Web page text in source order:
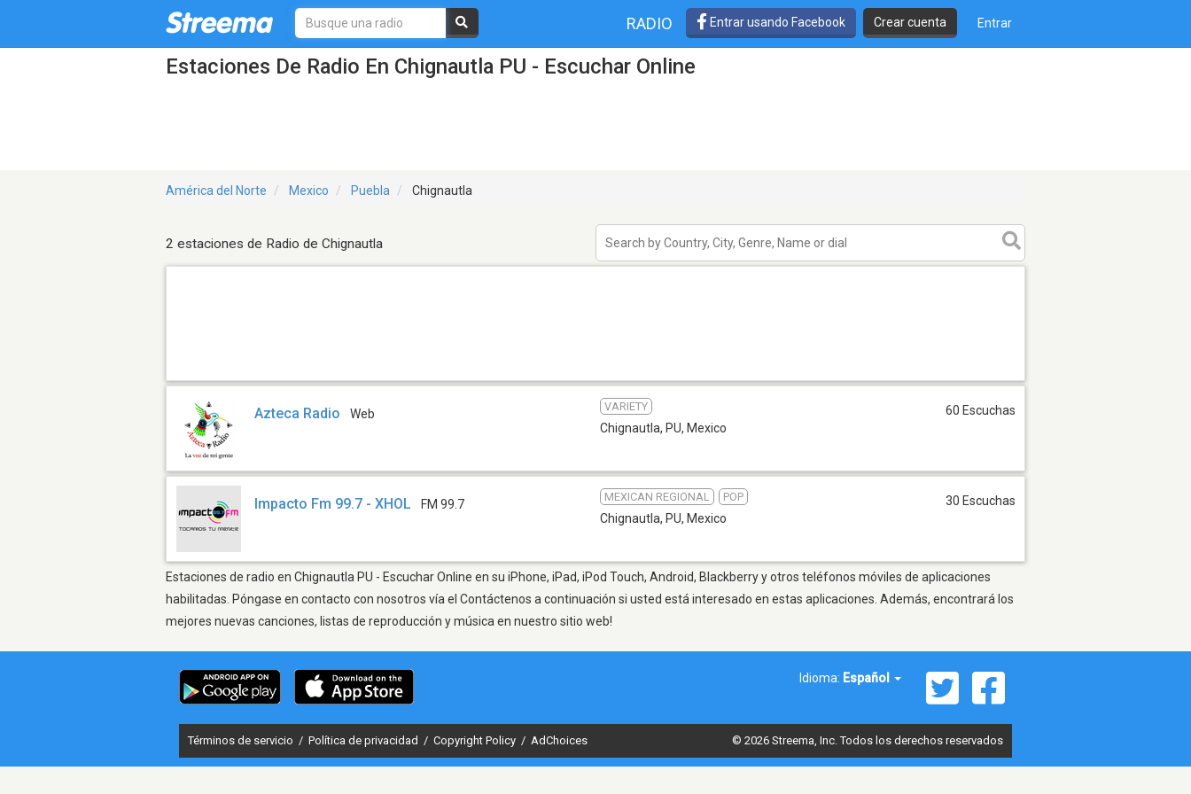
RADIO Entrar usando Facebook Crear cuenta Entrar
Estaciones De Radio En Chignautla PU - Escuchar Online
América del Norte Mexico Puebla Chignautla
2 estaciones de Radio de Chignautla
Azteca Radio Web
VARIETY
Chignautla, PU, Mexico
60 Escuchas
Impacto Fm 99.7 - XHOL FM 99.7
MEXICAN REGIONAL POP
Chignautla, PU, Mexico
30 Escuchas
Estaciones de radio en Chignautla PU - Escuchar Online en su iPhone, iPad, iPod Touch, Android, Blackberry y otros teléfonos móviles de aplicaciones
habilitadas. Póngase en contacto con nosotros vía el Contáctenos a continuación si usted está interesado en estas aplicaciones. Además, encontrará los
mejores nuevas canciones, listas de reproducción y música en nuestro sitio web!
Idioma: Español
Términos de servicio / Política de privacidad / Copyright Policy / AdChoices © 2026 Streema, Inc. Todos los derechos reservados